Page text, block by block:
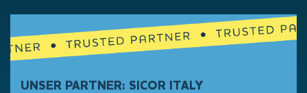
UNSER PARTNER: SICOR ITALY